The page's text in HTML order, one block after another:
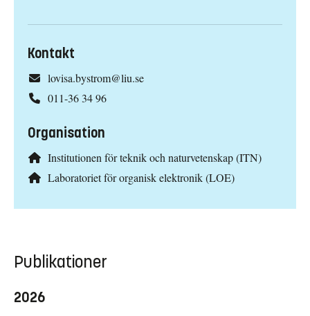
Kontakt
lovisa.bystrom@liu.se
011-36 34 96
Organisation
Institutionen för teknik och naturvetenskap (ITN)
Laboratoriet för organisk elektronik (LOE)
Publikationer
2026